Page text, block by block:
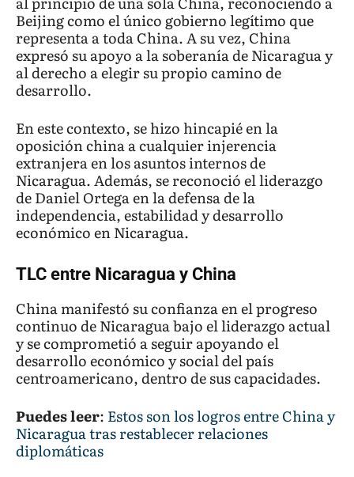
Beijing como el único gobierno legítimo que
representa a toda China. A su vez, China
expresó su apoyo a la soberanía de Nicaragua y
al derecho a elegir su propio camino de
desarrollo.
En este contexto, se hizo hincapié en la
oposición china a cualquier injerencia
extranjera en los asuntos internos de
Nicaragua. Además, se reconoció el liderazgo
de Daniel Ortega en la defensa de la
independencia, estabilidad y desarrollo
económico en Nicaragua.
TLC entre Nicaragua y China
China manifestó su confianza en el progreso
continuo de Nicaragua bajo el liderazgo actual
y se comprometió a seguir apoyando el
desarrollo económico y social del país
centroamericano, dentro de sus capacidades.
Puedes leer: Estos son los logros entre China y
Nicaragua tras restablecer relaciones
diplomáticas